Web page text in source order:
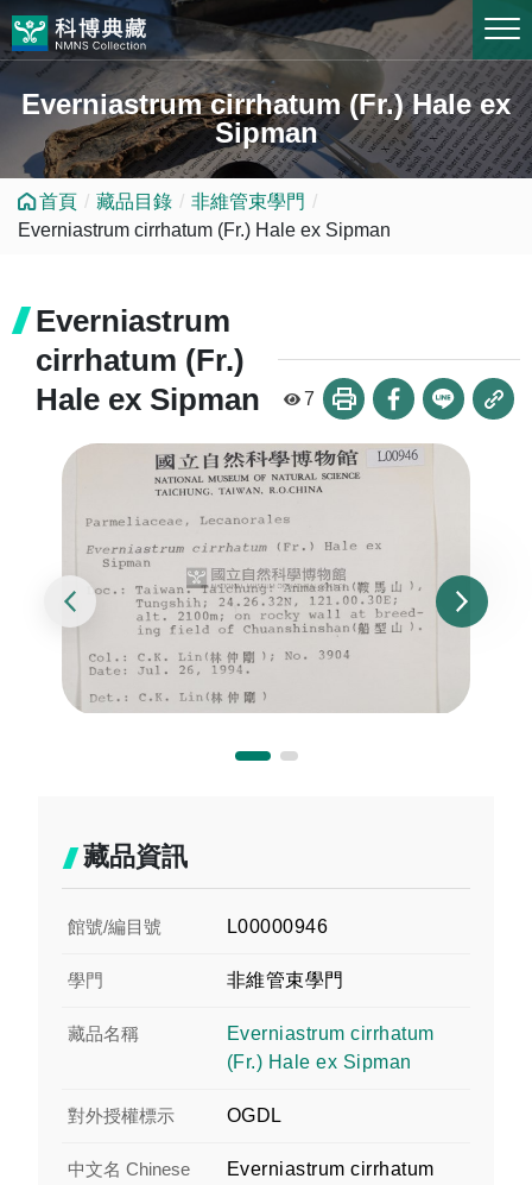
跳到中央內容區塊
Everniastrum cirrhatum (Fr.) Hale ex
Sipman
首頁 藏品目錄
非維管束學門
Everniastrum cirrhatum (Fr.) Hale ex Sipman
Everniastrum
cirrhatum (Fr.)
Hale ex Sipman
7
藏品資訊
館號/編目號 L00000946
學門 非維管束學門
藏品名稱
Everniastrum cirrhatum
(Fr.) Hale ex Sipman
對外授權標示 OGDL
中文名 Chinese
Everniastrum cirrhatum